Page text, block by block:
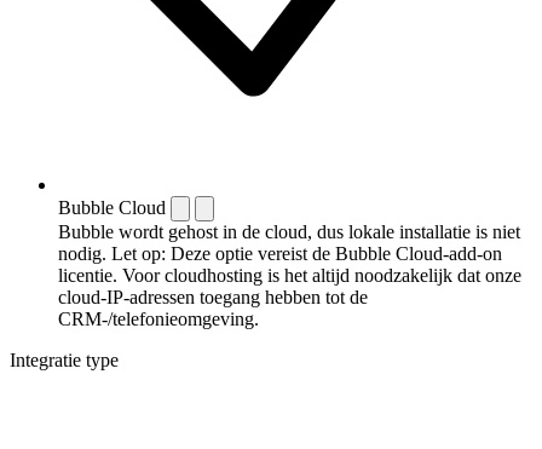
Bubble Cloud
Bubble wordt gehost in de cloud, dus lokale installatie is niet
nodig. Let op: Deze optie vereist de Bubble Cloud-add-on
licentie. Voor cloudhosting is het altijd noodzakelijk dat onze
cloud-IP-adressen toegang hebben tot de
CRM-/telefonieomgeving.
Integratie type